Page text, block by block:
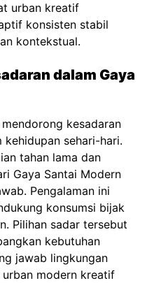
urban kreatif
konsisten stabil
kontekstual.
dalam Gaya
kesadaran
sehari-hari.
tahan lama dan
Gaya Santai Modern
Pengalaman ini
konsumsi bijak
Pilihan sadar tersebut
kebutuhan
jawab lingkungan
modern kreatif